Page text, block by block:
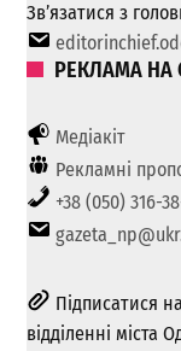
Зв’язатися з
РЕКЛАМА НА
Медіакіт
Рекламні
+38 (050) 316-
Підписатися
відділенні міста